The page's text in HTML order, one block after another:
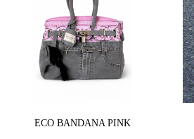
ECO BANDANA PINK